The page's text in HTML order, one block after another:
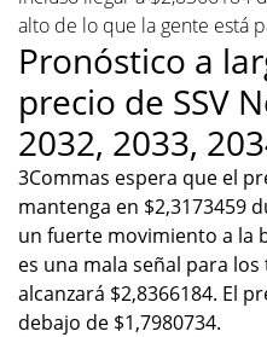
alto de lo que la gente está
Pronóstico a
precio de SSV
2032, 2033,
3Commas espera que el
mantenga en $2,3173459
un fuerte movimiento a la
es una mala señal para
alcanzará $2,8366184. El
debajo de $1,7980734.